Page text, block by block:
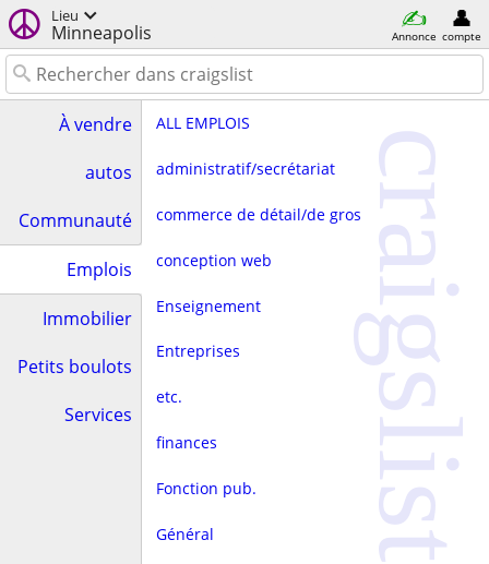
Lieu
Minneapolis Annonce compte
À vendre
autos
Communauté
Emplois
Immobilier
Petits boulots
Services
ALL EMPLOIS
administratif/secrétariat
commerce de détail/de gros
conception web
Enseignement
Entreprises
etc.
finances
Fonction pub.
Général craigslist